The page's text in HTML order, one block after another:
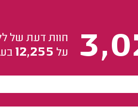
חוות דעת של
על 12,255